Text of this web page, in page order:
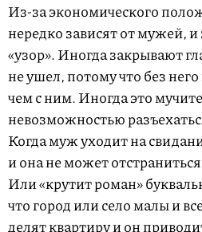
Из-за экономического
нередко зависят от мужей, и
«узор». Иногда закрывают
не ушел, потому что без
чем с ним. Иногда это
невозможностью
Когда муж уходит на
и она не может
Или «крутит роман»
что город или село малы и
делят квартиру и он